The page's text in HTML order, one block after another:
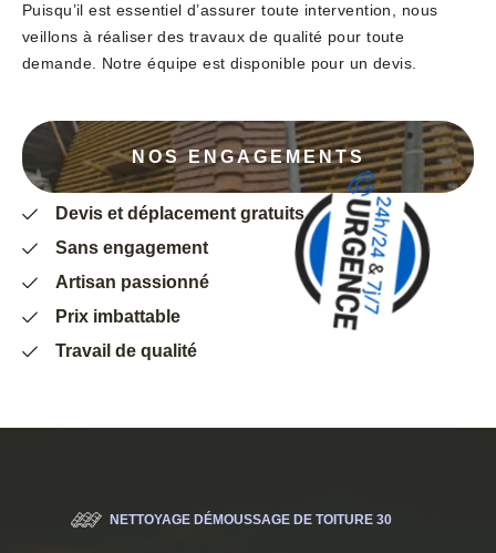
Puisqu’il est essentiel d’assurer toute intervention, nous
veillons à réaliser des travaux de qualité pour toute
demande. Notre équipe est disponible pour un devis.
NOS ENGAGEMENTS
Devis et déplacement gratuits
Sans engagement
Artisan passionné
Prix imbattable
Travail de qualité
NETTOYAGE DÉMOUSSAGE DE TOITURE 30